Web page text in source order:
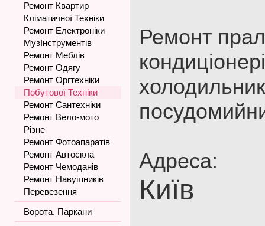
Ремонт Квартир
Кліматичної Техніки
Ремонт Електроніки
МузІнструментів
Ремонт Меблів
Ремонт Одягу
Ремонт Оргтехніки
Побутової Техніки
Ремонт Сантехніки
Ремонт Вело-мото
Різне
Ремонт Фотоапаратів
Ремонт Автоскла
Ремонт Чемоданів
Ремонт Навушників
Перевезення
Ворота. Паркани
Ремонт
Адреса:
Київ